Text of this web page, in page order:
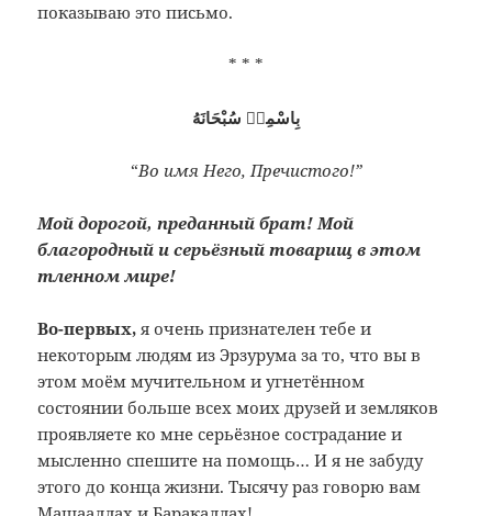
показываю это письмо.
* * *
بِاسْمِهٖ سُبْحَانَهُ
“Во имя Него, Пречистого!”
Мой дорогой, преданный брат! Мой
благородный и серьёзный товарищ в этом
тленном мире!
Во-первых,я очень признателен тебе и
некоторым людям из Эрзурума за то, что вы в
этом моём мучительном и угнетённом
состоянии больше всех моих друзей и земляков
проявляете ко мне серьёзное сострадание и
мысленно спешите на помощь… И я не забуду
этого до конца жизни. Тысячу раз говорю вам